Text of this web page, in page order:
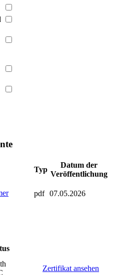
Typ
Datum der
Veröffentlichung
pdf 07.05.2026
Zertifikat ansehen